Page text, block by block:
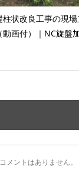
柱状改良工事の現
動画付）｜NC旋盤
メントはありません。